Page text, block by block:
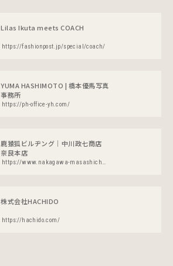
Lilas Ikuta meets COACH
https://fashionpost.jp/special/coach/
YUMA HASHIMOTO | 橋本優馬写真
事務所
https://ph-office-yh.com/
鹿猿狐ビルヂング｜中川政七商店
奈良本店
株式会社HACHIDO
https://hachido.com/